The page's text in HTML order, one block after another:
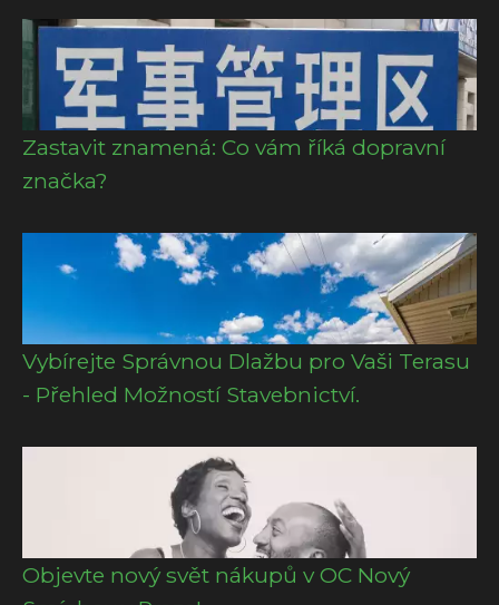
Zastavit znamená: Co vám říká dopravní
značka?
Vybírejte Správnou Dlažbu pro Vaši Terasu
- Přehled Možností Stavebnictví.
Objevte nový svět nákupů v OC Nový